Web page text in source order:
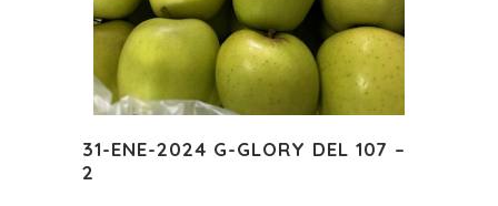
31-ENE-2024 G-GLORY DEL 107 –
2